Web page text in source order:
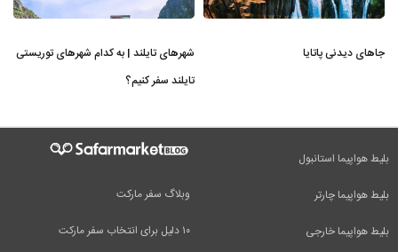
جاهای دیدنی پاتایا
شهرهای تایلند | به کدام شهرهای توریستی
تایلند سفر کنیم؟
وبلاگ سفر مارکت
۱۰ دلیل برای انتخاب سفر مارکت
بلیط هواپیما استانبول
بلیط هواپیما چارتر
بلیط هواپیما خارجی